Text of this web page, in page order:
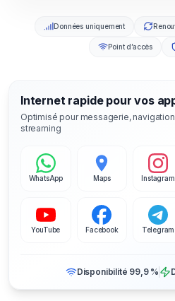
Données uniquement
Point d’accès
Internet rapide pour vos
Optimisé pour messagerie,
streaming
WhatsApp Maps Instagram
YouTube Facebook Telegram
Disponibilité 99,9 %